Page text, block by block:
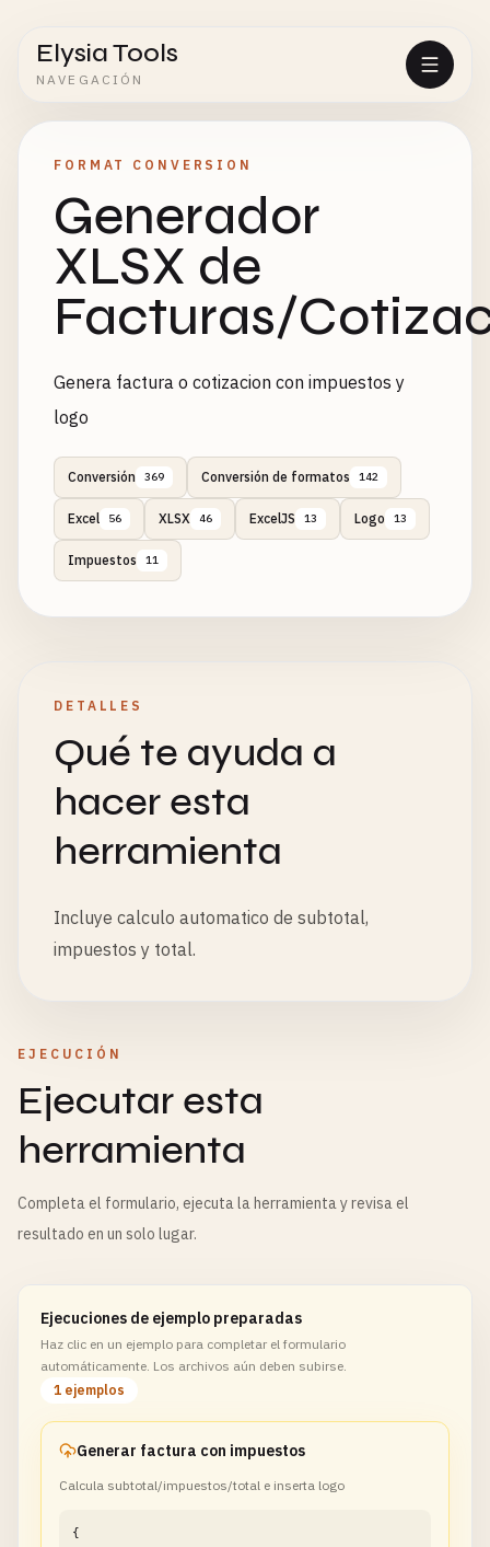
Elysia Tools
NAVEGACIÓN
FORMAT CONVERSION
Generador
XLSX de
Facturas/
Genera factura o cotizacion con impuestos y
logo
Conversión 369 Conversión de formatos 142
Excel 56 XLSX 46 ExcelJS 13 Logo 13
Impuestos 11
DETALLES
Qué te ayuda a
hacer esta
herramienta
Incluye calculo automatico de subtotal,
impuestos y total.
EJECUCIÓN
Ejecutar esta
herramienta
Completa el formulario, ejecuta la herramienta y revisa el
resultado en un solo lugar.
Ejecuciones de ejemplo preparadas
Haz clic en un ejemplo para completar el formulario
automáticamente. Los archivos aún deben subirse.
1 ejemplos
Generar factura con impuestos
Calcula subtotal/impuestos/total e inserta logo
{